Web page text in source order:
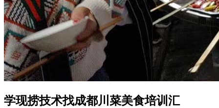
学现捞技术找成都川菜美食培训汇